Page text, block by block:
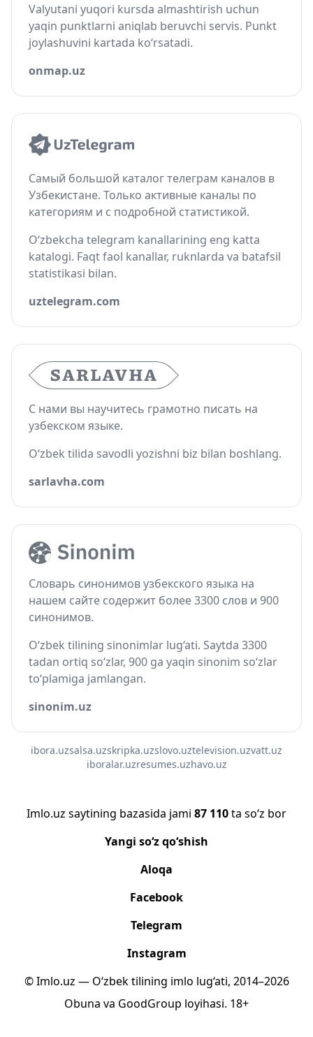
Valyutani yuqori kursda almashtirish uchun
yaqin punktlarni aniqlab beruvchi servis. Punkt
joylashuvini kartada ko‘rsatadi.
onmap.uz
Самый большой каталог телеграм каналов в
Узбекистане. Только активные каналы по
категориям и с подробной статистикой.
O‘zbekcha telegram kanallarining eng katta
katalogi. Faqt faol kanallar, ruknlarda va batafsil
statistikasi bilan.
uztelegram.com
С нами вы научитесь грамотно писать на
узбекском языке.
O‘zbek tilida savodli yozishni biz bilan boshlang.
sarlavha.com
Словарь синонимов узбекского языка на
нашем сайте содержит более 3300 слов и 900
синонимов.
O‘zbek tilining sinonimlar lug‘ati. Saytda 3300
tadan ortiq so‘zlar, 900 ga yaqin sinonim so‘zlar
to‘plamiga jamlangan.
sinonim.uz
ibora.uzsalsa.uzskripka.uzslovo.uztelevision.uzvatt.uz
iboralar.uzresumes.uzhavo.uz
Imlo.uz saytining bazasida jami 87 110ta so‘z bor
Yangi so‘z qo‘shish
Aloqa
Facebook
Telegram
Instagram
© Imlo.uz — O‘zbek tilining imlo lug‘ati, 2014–2026
Obuna va GoodGroup loyihasi. 18+